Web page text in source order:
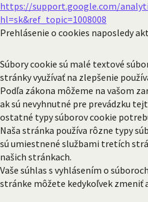
https://support.google.com/
hl=sk&ref_topic=1008008
Prehlásenie o cookies naposledy
Súbory cookie sú malé textové
stránky využívať na zlepšenie
Podľa zákona môžeme na vašom
ak sú nevyhnutné pre prevádzku
ostatné typy súborov cookie
Naša stránka používa rôzne typy
sú umiestnené službami tretích
našich stránkach.
Vaše súhlas s vyhlásením o
stránke môžete kedykoľvek zmeniť